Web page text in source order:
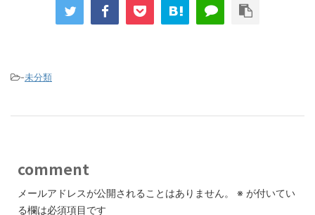
-未分類
comment
メールアドレスが公開されることはありません。 ※ が付いてい
る欄は必須項目です